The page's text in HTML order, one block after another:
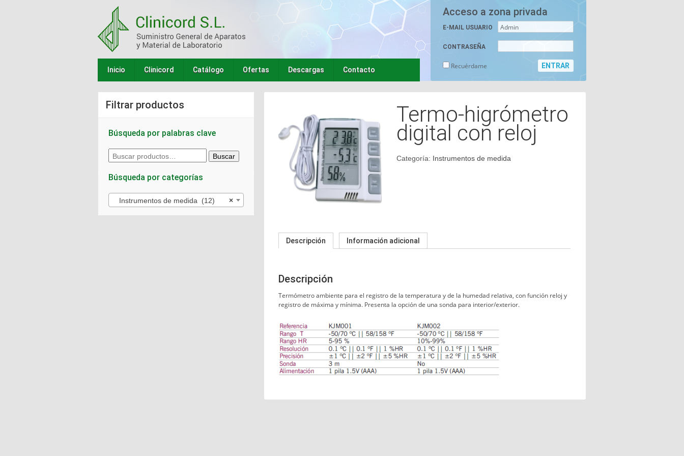
Inicio Clinicord Catálogo Ofertas Descargas Contacto
Acceso a zona privada
E-MAIL USUARIO
CONTRASEÑA
Recuérdame
Filtrar productos
Búsqueda por palabras clave
Buscar
por:
Buscar
Búsqueda por categorías
×
Instrumentos de medida (12)
Termo-higrómetro
digital con reloj
Categoría: Instrumentos de medida
Descripción Información adicional
Descripción
Termómetro ambiente para el registro de la temperatura y de la humedad relativa, con función reloj y
registro de máxima y mínima. Presenta la opción de una sonda para interior/exterior.